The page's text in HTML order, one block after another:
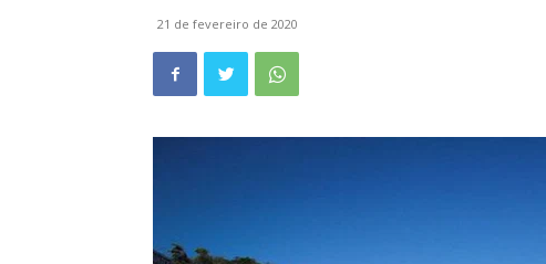
21 de fevereiro de 2020